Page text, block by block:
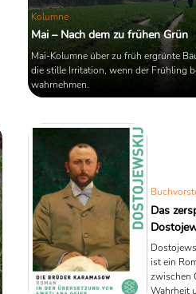
Kolumne
Mai – Nach dem zu frühen Grün
Mai-Kolumne über zu früh ergrünte
die stille Irritation, wenn der Frühling
wahrnehmen.
Das
ist ein
zwischen
Wahrheit